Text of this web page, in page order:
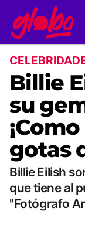
Billie
su
gotas
Billie Eilish
que tiene al
"Fotógrafo